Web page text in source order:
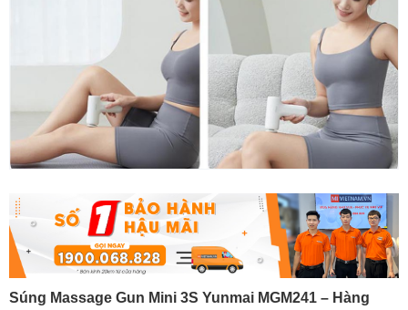
Súng Massage Gun Mini 3S Yunmai MGM241 – Hàng